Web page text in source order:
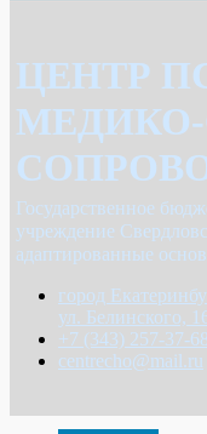
ЦЕНТР
Государственное
учреждение
адаптированные
город
ул. Белинского,
+7 (343) 257-37-68
centrecho@mail.ru